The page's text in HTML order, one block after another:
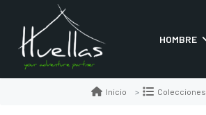
HOMBRE
Inicio Colecciones